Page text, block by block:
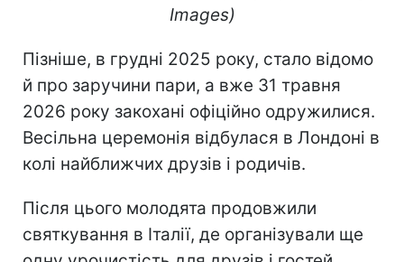
Images)
Пізніше, в грудні 2025 року, стало відомо
й про заручини пари, а вже 31 травня
2026 року закохані офіційно одружилися.
Весільна церемонія відбулася в Лондоні в
колі найближчих друзів і родичів.
Після цього молодята продовжили
святкування в Італії, де організували ще